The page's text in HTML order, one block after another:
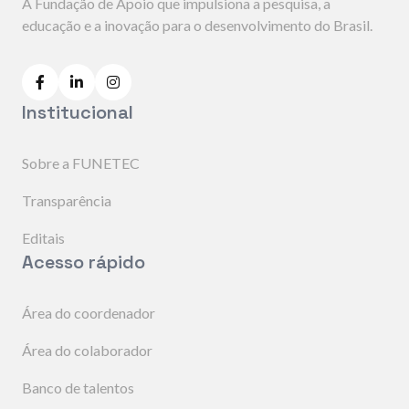
educação e a inovação para o desenvolvimento do Brasil.
Institucional
Sobre a FUNETEC
Transparência
Editais
Acesso rápido
Área do coordenador
Área do colaborador
Banco de talentos